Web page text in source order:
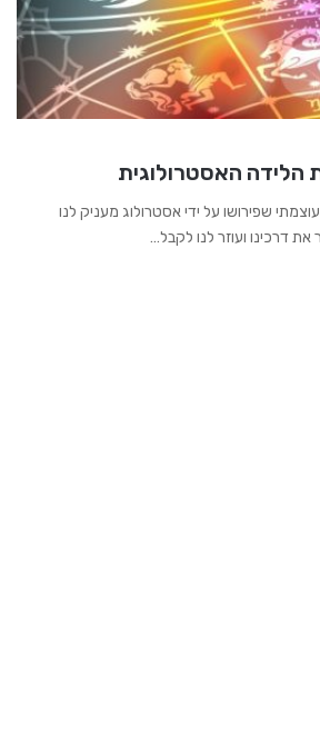
האסטרולוגית
שפירושו על ידי אסטרולוג מעניק לנו
את דרכינו ועוזר לנו לקבל…